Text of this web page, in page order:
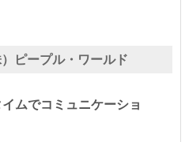
）ピープル・ワールド
ムでコミュニケーショ